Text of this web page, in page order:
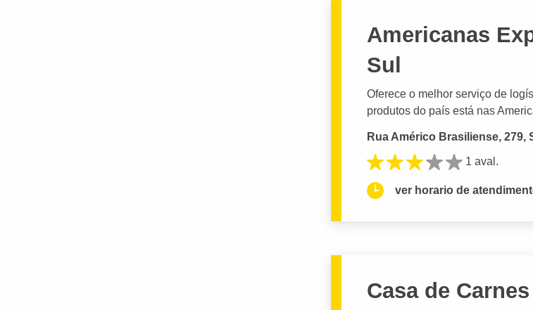
Americanas
Sul
Oferece o melhor serviço de
produtos do país está nas
Rua Américo Brasiliense, 279,
1 aval.
ver horario de
Casa de